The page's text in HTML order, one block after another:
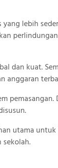
lebih
dan kuat.
anggaran
pemasangan.
utama